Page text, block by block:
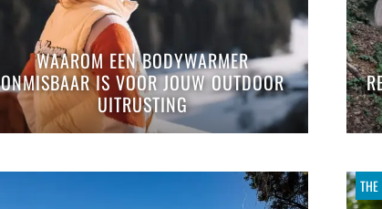
WAAROM EEN BODYWARMER
ONMISBAAR IS VOOR JOUW OUTDOOR
UITRUSTING